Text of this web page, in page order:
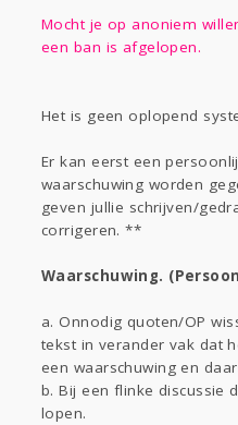
Mocht je op anoniem
een ban is afgelopen.
Het is geen oplopend
Er kan eerst een
waarschuwing worden
geven jullie schrijven/
corrigeren. **
Waarschuwing.
a. Onnodig quoten/OP
tekst in verander vak dat
een waarschuwing en
b. Bij een flinke discussie
lopen.